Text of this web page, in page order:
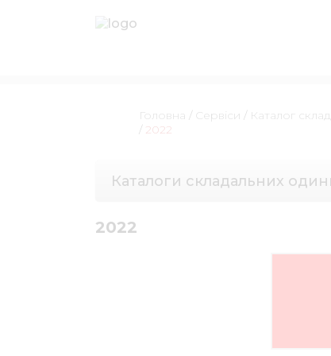
Головна / Сервіси / Каталог
/ 2022
Каталоги складальних
2022